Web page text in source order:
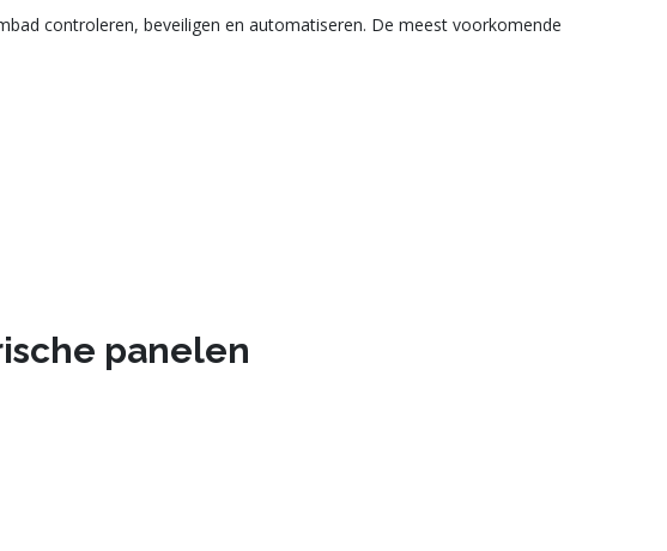
controleren, beveiligen en automatiseren. De meest voorkomende
panelen